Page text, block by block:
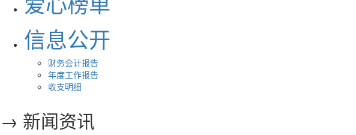
信息公开
财务会计报告
年度工作报告
收支明细
→ 新闻资讯